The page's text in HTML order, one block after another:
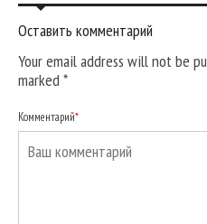
Оставить комментарий
Your email address will not be
marked*
Комментарий*